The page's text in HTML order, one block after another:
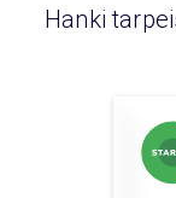
Hanki